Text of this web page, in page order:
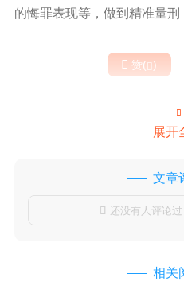
的悔罪表现等，做到精准量刑
 赞()

展开
文章
 还没有人评论
相关